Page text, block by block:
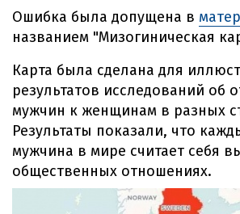
Ошибка была допущена в
названием "Мизогиническая
Карта была сделана для
результатов исследований об
мужчин к женщинам в разных
Результаты показали, что
мужчина в мире считает себя
общественных отношениях.